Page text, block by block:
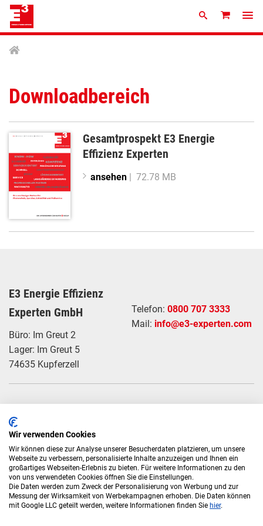
Downloadbereich
Gesamtprospekt E3 Energie
Effizienz Experten
ansehen| 72.78 MB
E3 Energie Effizienz
Experten GmbH
Büro: Im Greut 2
Lager: Im Greut 5
74635 Kupferzell
Telefon: 0800 707 3333
Mail: info@e3-experten.com
Photovoltaik
Stromspeicher
E-Mobilität
Über uns
Kontakt
Wir verwenden Cookies
Wir können diese zur Analyse unserer Besucherdaten platzieren, um unsere
Webseite zu verbessern, personalisierte Inhalte anzuzeigen und Ihnen ein
großartiges Webseiten-Erlebnis zu bieten. Für weitere Informationen zu den
von uns verwendeten Cookies öffnen Sie die Einstellungen.
Die Daten werden zum Zweck der Personalisierung von Werbung und zur
Messung der Wirksamkeit von Werbekampagnen erhoben. Die Daten können
mit Google LLC geteilt werden, weitere Informationen finden Sie hier.